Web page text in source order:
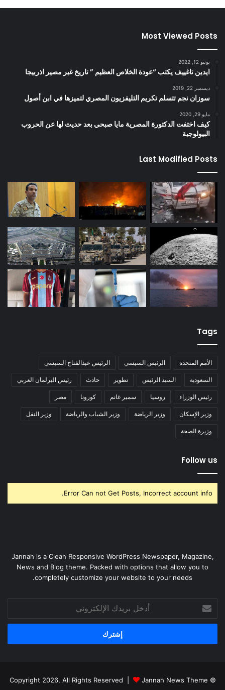
Most Viewed Posts
يونيو 12, 2022
ايدين تاغييف يكتب “عودة الخلاص العظيم ” تاريخ غير مصير اذربيجا
ديسمبر 22, 2019
سوزان نجم تتسلم تكريم التليفزيون المصري لتميزها في ابن أصول
مايو 29, 2020
كيف اختفت الدكتورة المصرية مايا صبحي بعد حديث لها عن الحروب
البيولوجية
Last Modified Posts
Tags
الأمم المتحدة الرئيس السيسي الرئيس عبدالفتاح السيسي
السعودية السيد الرئيس تطوير حادث رئيس البرلمان العربي
رئيس الوزراء روسيا سمير غانم كورونا مصر
وزير الإسكان وزير الرياضة وزير الشباب والرياضة وزير النقل
وزيرة الصحة
Follow us
Error Can not Get Posts, Incorrect account info.
Jannah is a Clean Responsive WordPress Newspaper, Magazine,
News and Blog theme. Packed with options that allow you to
completely customize your website to your needs.
بريدك
الإلكتروني
© Copyright 2026, All Rights Reserved |
Jannah News Theme